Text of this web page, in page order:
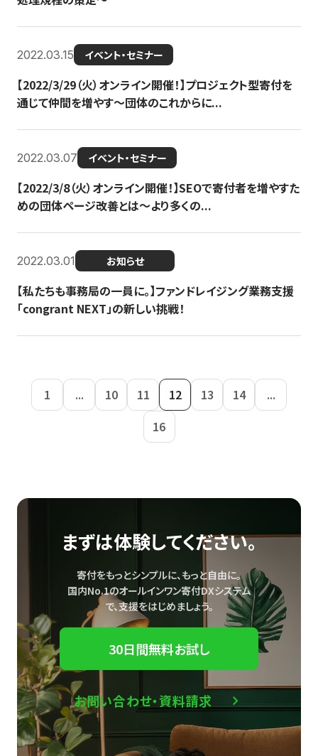
2022.03.15 イベント・セミナー
【2022/3/29（火）オンライン開催！】プロジェクト型寄付を
通じて仲間を増やす～団体のこれからに...
2022.03.07 イベント・セミナー
【2022/3/8（火）オンライン開催！】SEOで寄付者を増やすた
めの団体ページ改善とは～より多くの...
2022.03.01 お知らせ
【私たちも事務局の一員に。】ファンドレイジング業務支援
「congrant NEXT」の新しい挑戦！
1 ... 10 11 12 13 14
...
16
まずは体験してください。
寄付をもっとシンプルに、もっと自由に。
国内No.1のオールインワン寄付DXシステム
で、支援をはじめましょう。
30日間無料お試し
お問い合わせ・資料請求